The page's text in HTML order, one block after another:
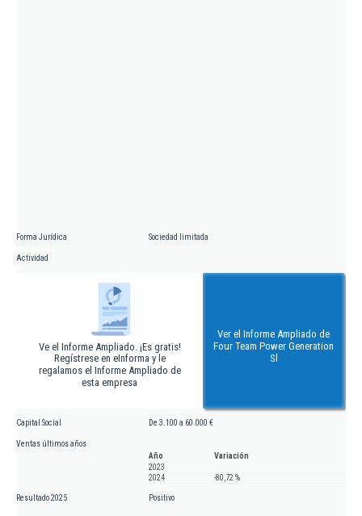
Forma Jurídica Sociedad limitada
Actividad
Ve el Informe Ampliado. ¡Es gratis!
Regístrese en eInforma y le
regalamos el Informe Ampliado de
esta empresa
Ver el Informe Ampliado de
Four Team Power Generation
Sl
Capital Social De 3.100 a 60.000 €
Ventas últimos años
Año
Variación
2023
2024
-80,72 %
Resultado 2025 Positivo